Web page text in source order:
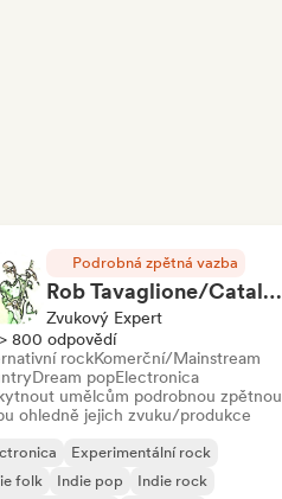
Podrobná zpětná vazba
Rob Tavaglione/Catalyst Recording
Zvukový Expert
> 800 odpovědí
rockKomerční/Mainstream
Dream popElectronica
umělcům podrobnou zpětnou
ohledně jejich zvuku/produkce
Experimentální rock
folk
Indie pop
Indie rock